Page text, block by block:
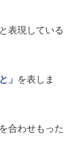
と表現している
」
を表しま
合わせもった